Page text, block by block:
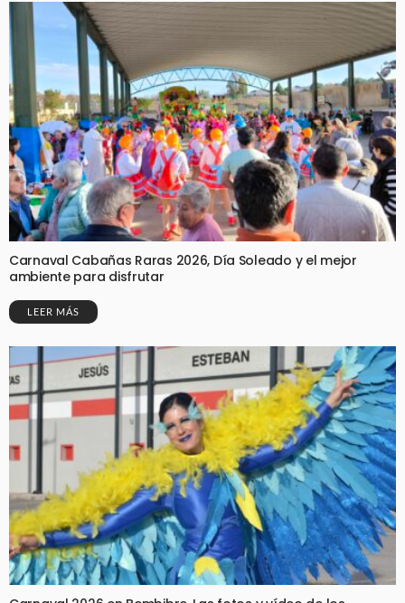
Carnaval Cabañas Raras 2026, Día Soleado y el mejor
ambiente para disfrutar
LEER MÁS